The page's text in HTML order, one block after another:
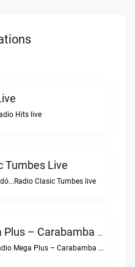
Hits live
Tumbes Live
Clasic Tumbes live
Radio Mega Plus – Carabamba Live
INSUPERABLE!Radio Mega Plus – Carabamba live